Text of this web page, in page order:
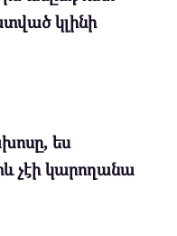
կլինի
ես
չէի կարողանա